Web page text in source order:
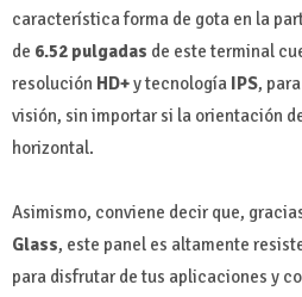
característica forma de gota en la
de 6.52 pulgadas de este terminal
resolución HD+y tecnología IPS,
visión, sin importar si la orientación
horizontal.
Asimismo, conviene decir que,
Glass, este panel es altamente
para disfrutar de tus aplicaciones y